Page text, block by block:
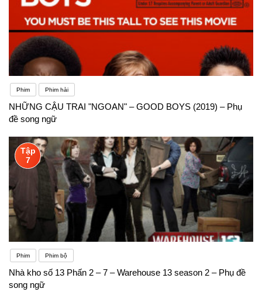
Phim Phim hài
NHỮNG CẬU TRAI "NGOAN" – GOOD BOYS (2019) – Phụ
đề song ngữ
Tập
7
Phim Phim bộ
Nhà kho số 13 Phấn 2 – 7 – Warehouse 13 season 2 – Phụ đề
song ngữ